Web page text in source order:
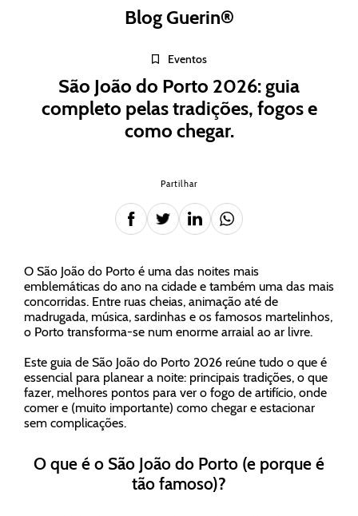
Blog Guerin®
Eventos
São João do Porto 2026: guia
completo pelas tradições, fogos e
como chegar.
Partilhar
O São João do Porto é uma das noites mais
emblemáticas do ano na cidade e também uma das mais
concorridas. Entre ruas cheias, animação até de
madrugada, música, sardinhas e os famosos martelinhos,
o Porto transforma-se num enorme arraial ao ar livre.
Este guia de São João do Porto 2026 reúne tudo o que é
essencial para planear a noite: principais tradições, o que
fazer, melhores pontos para ver o fogo de artifício, onde
comer e (muito importante) como chegar e estacionar
sem complicações.
O que é o São João do Porto (e porque é
tão famoso)?